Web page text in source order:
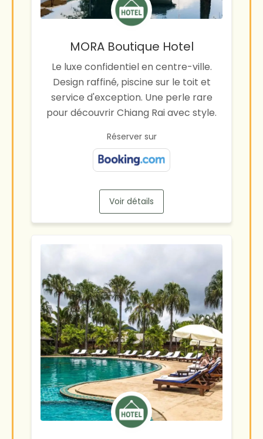
MORA Boutique Hotel
Le luxe confidentiel en centre-ville.
Design raffiné, piscine sur le toit et
service d'exception. Une perle rare
pour découvrir Chiang Rai avec style.
Réserver sur
Voir détails